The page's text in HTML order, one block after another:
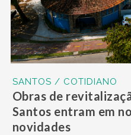
SANTOS / COTIDIANO
Obras de
Santos entram em
novidades